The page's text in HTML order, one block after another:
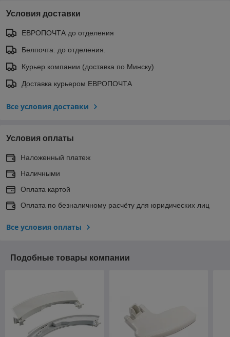
Условия доставки
ЕВРОПОЧТА до отделения
Белпочта: до отделения.
Курьер компании (доставка по Минску)
Доставка курьером ЕВРОПОЧТА
Все условия доставки
Условия оплаты
Наложенный платеж
Наличными
Оплата картой
Оплата по безналичному расчёту для юридических лиц
Все условия оплаты
Подобные товары компании